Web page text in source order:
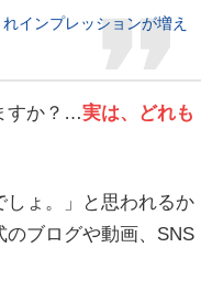
インプレッションが増え
すか？…実は、どれも
しょ。」と思われるか
ブログや動画、SNS